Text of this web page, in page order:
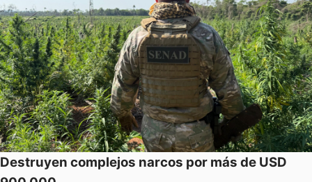
Destruyen complejos narcos por más de USD